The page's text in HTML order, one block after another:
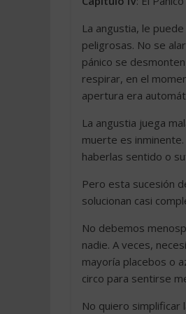
La angustia, le
peligrosas. No se
pánico se
respirar, en el
apertura era
La angustia juega
muerte es
haberlas sentido o
Pero esta sucesión
solucionan casi
No debemos
nadie. A veces,
mayoría placebos
circo para sentirse
No quiero simplificar